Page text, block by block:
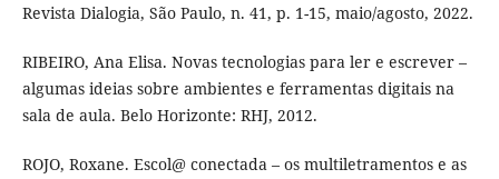
Revista Dialogia, São Paulo, n. 41, p. 1-15, maio/agosto, 2022.
RIBEIRO, Ana Elisa. Novas tecnologias para ler e escrever –
algumas ideias sobre ambientes e ferramentas digitais na
sala de aula. Belo Horizonte: RHJ, 2012.
ROJO, Roxane. Escol@ conectada – os multiletramentos e as